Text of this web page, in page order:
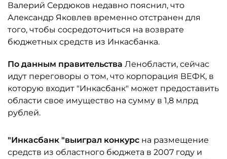
Валерий Сердюков недавно пояснил, что
Александр Яковлев временно отстранен для
того, чтобы сосредоточиться на возврате
бюджетных средств из Инкасбанка.
По данным правительства Ленобласти, сейчас
идут переговоры о том, что корпорация ВЕФК, в
которую входит "Инкасбанк" может предоставить
области свое имущество на сумму в 1,8 млрд
рублей.
"Инкасбанк "выиграл конкурс на размещение
средств из областного бюджета в 2007 году и